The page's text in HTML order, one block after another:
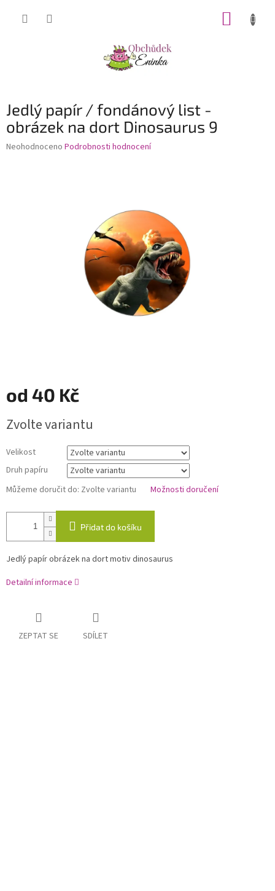
Jedlý papír / fondánový list -
obrázek na dort Dinosaurus 9
Průměrné
Neohodnoceno Podrobnosti hodnocení
od 40 Kč
cena:
Zvolte variantu
Velikost
Druh papíru
Můžeme doručit do: Zvolte variantu Možnosti doručení
Přidat do košíku
Jedlý papír obrázek na dort motiv dinosaurus
Detailní informace
ZEPTAT SE SDÍLET